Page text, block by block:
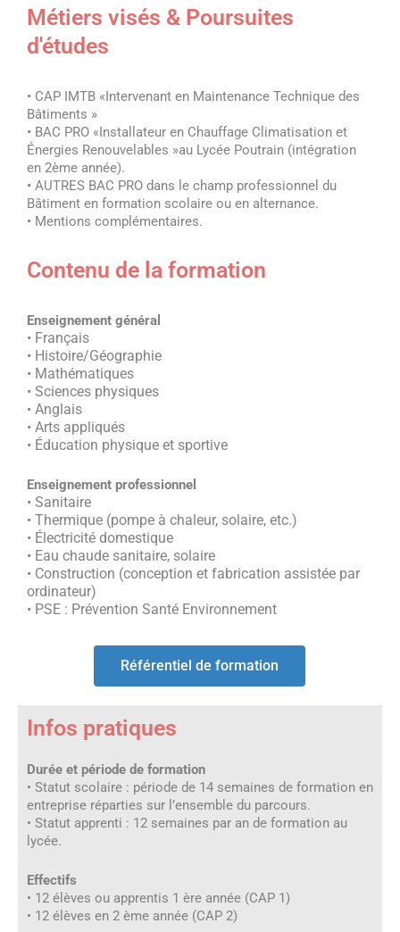
Métiers visés & Poursuites
d'études
• CAP IMTB «Intervenant en Maintenance Technique des
Bâtiments »
• BAC PRO «Installateur en Chauffage Climatisation et
Énergies Renouvelables »au Lycée Poutrain (intégration
en 2ème année).
• AUTRES BAC PRO dans le champ professionnel du
Bâtiment en formation scolaire ou en alternance.
• Mentions complémentaires.
Contenu de la formation
Enseignement général
• Français
• Histoire/Géographie
• Mathématiques
• Sciences physiques
• Anglais
• Arts appliqués
• Éducation physique et sportive
Enseignement professionnel
• Sanitaire
• Thermique (pompe à chaleur, solaire, etc.)
• Électricité domestique
• Eau chaude sanitaire, solaire
• Construction (conception et fabrication assistée par
ordinateur)
• PSE : Prévention Santé Environnement
Référentiel de formation
Infos pratiques
Durée et période de formation
• Statut scolaire : période de 14 semaines de formation en
entreprise réparties sur l’ensemble du parcours.
• Statut apprenti : 12 semaines par an de formation au
lycée.
Effectifs
• 12 élèves ou apprentis 1 ère année (CAP 1)
• 12 élèves en 2 ème année (CAP 2)